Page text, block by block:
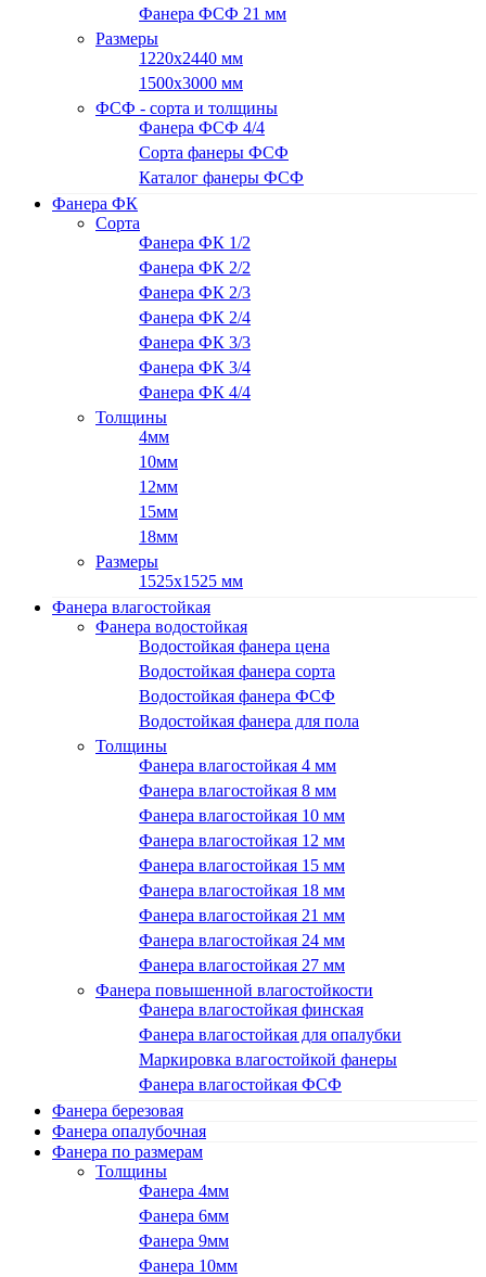
Фанера ФСФ 21 мм
Размеры
1220х2440 мм
1500х3000 мм
ФСФ - сорта и толщины
Фанера ФСФ 4/4
Сорта фанеры ФСФ
Каталог фанеры ФСФ
Фанера ФК
Сорта
Фанера ФК 1/2
Фанера ФК 2/2
Фанера ФК 2/3
Фанера ФК 2/4
Фанера ФК 3/3
Фанера ФК 3/4
Фанера ФК 4/4
Толщины
4мм
10мм
12мм
15мм
18мм
Размеры
1525х1525 мм
Фанера влагостойкая
Фанера водостойкая
Водостойкая фанера цена
Водостойкая фанера сорта
Водостойкая фанера ФСФ
Водостойкая фанера для пола
Толщины
Фанера влагостойкая 4 мм
Фанера влагостойкая 8 мм
Фанера влагостойкая 10 мм
Фанера влагостойкая 12 мм
Фанера влагостойкая 15 мм
Фанера влагостойкая 18 мм
Фанера влагостойкая 21 мм
Фанера влагостойкая 24 мм
Фанера влагостойкая 27 мм
Фанера повышенной влагостойкости
Фанера влагостойкая финская
Фанера влагостойкая для опалубки
Маркировка влагостойкой фанеры
Фанера влагостойкая ФСФ
Фанера березовая
Фанера опалубочная
Фанера по размерам
Толщины
Фанера 4мм
Фанера 6мм
Фанера 9мм
Фанера 10мм